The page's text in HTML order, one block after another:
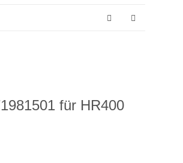
für HR400